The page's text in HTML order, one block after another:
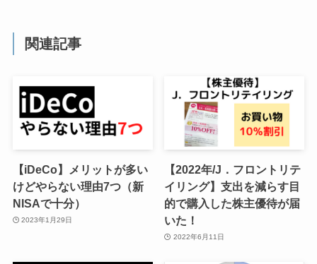
関連記事
【iDeCo】メリットが多い
けどやらない理由7つ（新
NISAで十分）
2023年1月29日
【2022年/J．フロントリテ
イリング】支出を減らす目
的で購入した株主優待が届
いた！
2022年6月11日